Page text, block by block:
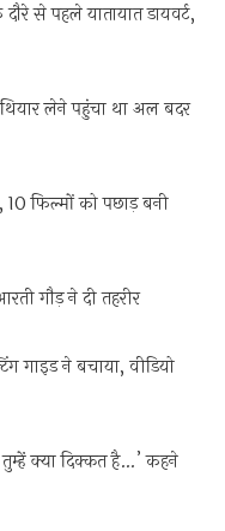
से पहले यातायात डायवर्ट,
लेने पहुंचा था अल बदर
फिल्मों को पछाड़ बनी
गौड़ ने दी तहरीर
गाइड ने बचाया, वीडियो
क्या दिक्कत है…’ कहने